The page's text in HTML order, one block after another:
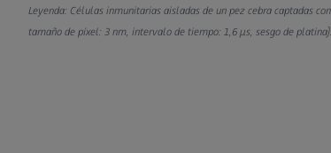
Leyenda: Células inmunitarias aisladas de un pez cebra captadas
tamaño de píxel: 3 nm, intervalo de tiempo: 1,6 µs, sesgo de platina).